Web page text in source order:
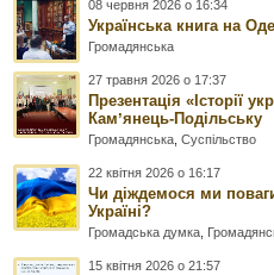
08 червня 2026 о 16:34
Українська книга на
Громадянська
27 травня 2026 о 17:37
Презентація «Історії
Камʼянець-Подільську
Громадянська ,Суспільство
22 квітня 2026 о 16:17
Чи діждемося ми
Україні?
Громадська думка
15 квітня 2026 о 21:57